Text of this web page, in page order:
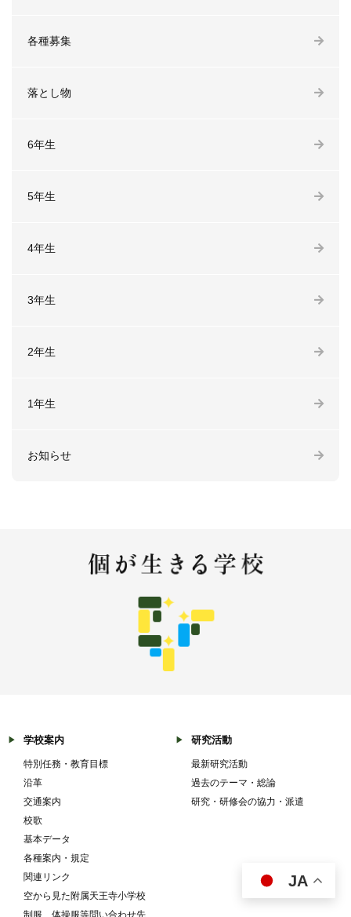
各種募集
落とし物
6年生
5年生
4年生
3年生
2年生
1年生
お知らせ
学校案内
特別任務・教育目標
沿革
交通案内
校歌
基本データ
各種案内・規定
関連リンク
空から見た附属天王寺小学校
制服、体操服等問い合わせ先
研究活動
最新研究活動
過去のテーマ・総論
研究・研修会の協力・派遣
JA